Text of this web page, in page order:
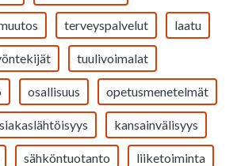
terveyspalvelut laatu
tuulivoimalat
osallisuus opetusmenetelmät
kansainvälisyys
sähköntuotanto liiketoiminta